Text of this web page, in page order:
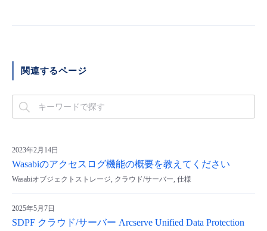
関連するページ
2023年2月14日
Wasabiのアクセスログ機能の概要を教えてください
Wasabiオブジェクトストレージ, クラウド/サーバー, 仕様
2025年5月7日
SDPF クラウド/サーバー Arcserve Unified Data Protection